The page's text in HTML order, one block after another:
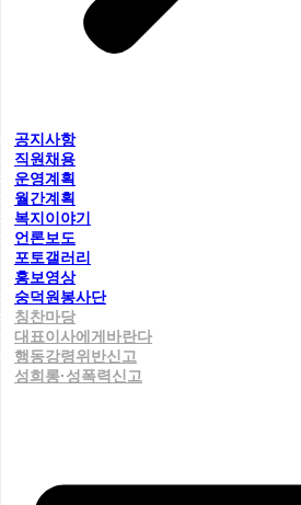
공지사항
직원채용
운영계획
월간계획
복지이야기
언론보도
포토갤러리
홍보영상
숭덕원봉사단
칭찬마당
대표이사에게바란다
행동강령위반신고
성희롱·성폭력신고